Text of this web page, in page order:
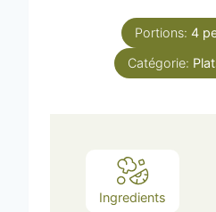
e
s
n
u
t
Portions: 4
Catégorie:
Ingredients